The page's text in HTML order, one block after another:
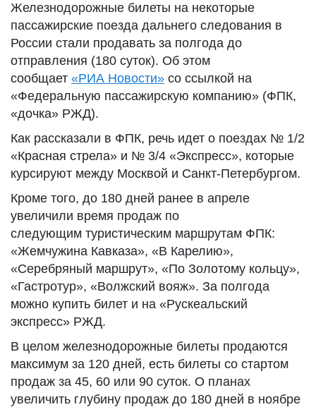
Железнодорожные билеты на некоторые
пассажирские поезда дальнего следования в
России стали продавать за полгода до
отправления (180 суток). Об этом
сообщает «РИА Новости» со ссылкой на
«Федеральную пассажирскую компанию» (ФПК,
«дочка» РЖД).
Как рассказали в ФПК, речь идет о поездах № 1/2
«Красная стрела» и № 3/4 «Экспресс», которые
курсируют между Москвой и Санкт-Петербургом.
Кроме того, до 180 дней ранее в апреле
увеличили время продаж по
следующим туристическим маршрутам ФПК:
«Жемчужина Кавказа», «В Карелию»,
«Серебряный маршрут», «По Золотому кольцу»,
«Гастротур», «Волжский вояж». За полгода
можно купить билет и на «Рускеальский
экспресс» РЖД.
В целом железнодорожные билеты продаются
максимум за 120 дней, есть билеты со стартом
продаж за 45, 60 или 90 суток. О планах
увеличить глубину продаж до 180 дней в ноябре